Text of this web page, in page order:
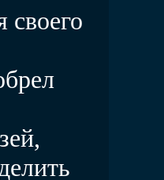
своего